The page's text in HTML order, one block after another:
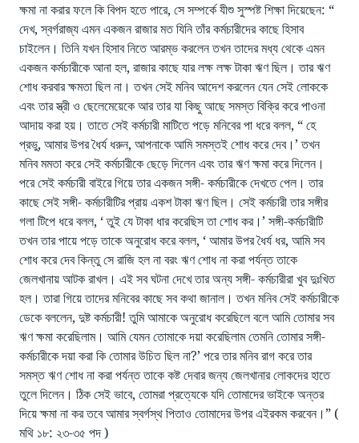
ক্ষমা না করার ফলে কি বিপদ হতে পারে, সে সম্পর্কে যীশু সুস্পষ্ট শিক্ষা দিয়েছেন: “
দেখ, স্বর্গরাজ্য এমন একজন রাজার মত যিনি তাঁর কর্মচারীদের কাছে হিসাব
চাইলেন। তিনি যখন হিসাব নিতে আরম্ভ করলেন তখন তাদের মধ্য থেকে এমন
একজন কর্মচারীকে আনা হল, রাজার কাছে যার লক্ষ লক্ষ টাকা ঋণ ছিল। তার ঋণ
শোধ করবার ক্ষমতা ছিল না। তখন সেই মনিব আদেশ করলেন যেন সেই লোককে
এবং তার স্ত্রী ও ছেলেমেয়েকে আর তার যা কিছু আছে সমস্ত বিক্রি করে পাওনা
আদায় করা হয়। তাতে সেই কর্মচারী মাটিতে পড়ে মনিবের পা ধরে বলল, “ হে
প্রভু, আমার উপর ধৈর্য ধরুন, আপনাকে আমি সমস্তই শোধ করে দেব।’ তখন
মনিব মমতা করে সেই কর্মচারীকে ছেড়ে দিলেন এবং তার ঋণ ক্ষমা করে দিলেন।
পরে সেই কর্মচারী বাইরে গিয়ে তার একজন সঙ্গী- কর্মচারীকে দেখতে পেল। তার
কাছে সেই সঙ্গী- কর্মচারীটির প্রায় একশ টাকা ঋণ ছিল। সেই কর্মচারী তার সঙ্গীর
গলা টিপে ধরে বলল, ‘ তুই যে টাকা ধার করেছিস তা শোধ কর।’ সঙ্গী-কর্মচারীটি
তখন তার পায়ে পড়ে তাকে অনুরোধ করে বলল, ‘ আমার উপর ধৈর্য ধর, আমি সব
শোধ করে দেব কিন্তু সে রাজি হল না বরং ঋণ শোধ না করা পর্যন্ত তাকে
জেলখানায় আটক রাখল। এই সব ঘটনা দেখে তার অন্য সঙ্গী- কর্মচারীরা খুব দুঃখিত
হল। তারা গিয়ে তাদের মনিবের কাছে সব কথা জানাল। তখন মনিব সেই কর্মচারীকে
ডেকে বললেন, দুষ্ট কর্মচারী! তুমি আমাকে অনুরোধ করেছিলে বলে আমি তোমার সব
ঋণ ক্ষমা করেছিলাম। আমি যেমন তোমাকে দয়া করেছিলাম তেমনি তোমার সঙ্গী-
কর্মচারীকে দয়া করা কি তোমার উচিত ছিল না?’ পরে তার মনিব রাগ করে তার
সমস্ত ঋণ শোধ না করা পর্যন্ত তাকে কষ্ট দেবার জন্য জেলখানার লোকদের হাতে
তুলে দিলেন। ঠিক সেই ভাবে, তোমরা প্রত্যেকে যদি তোমাদের ভাইকে অন্তর
দিয়ে ক্ষমা না কর তবে আমার স্বর্গস্থ পিতাও তোমাদের উপর এইরকম করবেন।” (
মথি ১৮: ২৩-৩৫ পদ )